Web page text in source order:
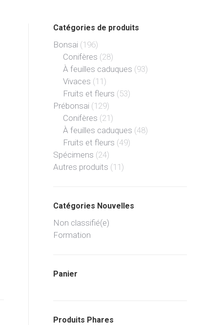
Catégories de produits
Bonsai (196)
Conifères (28)
À feuilles caduques (93)
Vivaces (11)
Fruits et fleurs (53)
Prébonsai (129)
Conifères (21)
À feuilles caduques (48)
Fruits et fleurs (49)
Spécimens (24)
Autres produits (11)
Catégories Nouvelles
Non classifié(e)
Formation
Panier
Produits Phares